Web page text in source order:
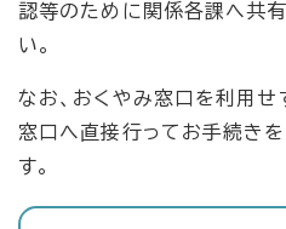
認等のために関係各課へ共
い。
なお、おくやみ窓口を利用せ
窓口へ直接行ってお手続き
す。